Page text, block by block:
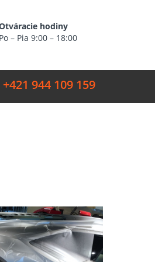
hodiny
Po – Pia 9:00 – 18:00
+421 944 109 159